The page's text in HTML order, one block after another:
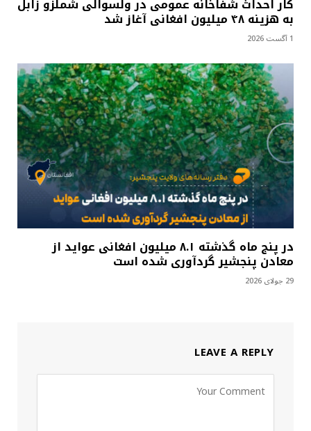
کار احداث شفاخانه عمومی در ولسوالی شملزو زابل
به هزینه ۴۸ میلیون افغانی آغاز شد
1 آگست 2026
در پنج ماه گذشته ۸.۱ میلیون افغانی عواید از
معادن پنجشیر گردآوری شده است
29 جولای 2026
LEAVE A REPLY